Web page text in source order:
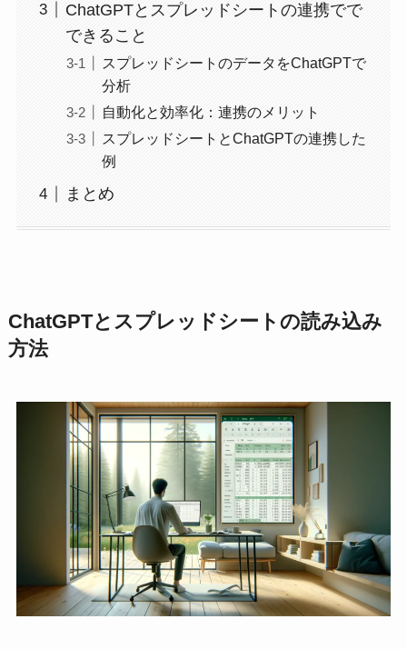
ChatGPTとスプレッドシートの連携でで
できること
スプレッドシートのデータをChatGPTで
分析
自動化と効率化：連携のメリット
スプレッドシートとChatGPTの連携した
例
まとめ
ChatGPTとスプレッドシートの読み込み
方法